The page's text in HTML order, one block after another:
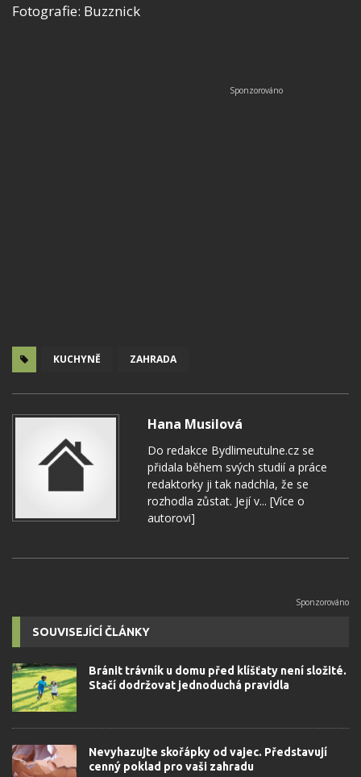
Fotografie: Buzznick
KUCHYNĚ ZAHRADA
Hana Musilová
Do redakce Bydlimeutulne.cz se
přidala během svých studií a práce
redaktorky ji tak nadchla, že se
rozhodla zůstat. Její v... [Více o
autorovi]
SOUVISEJÍCÍ ČLÁNKY
Bránit trávník u domu před klíšťaty není složité.
Stačí dodržovat jednoduchá pravidla
Nevyhazujte skořápky od vajec. Představují
cenný poklad pro vaši zahradu